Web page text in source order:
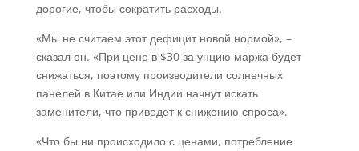
дорогие, чтобы сократить расходы.
«Мы не считаем этот дефицит новой нормой», –
сказал он. «При цене в $30 за унцию маржа будет
снижаться, поэтому производители солнечных
панелей в Китае или Индии начнут искать
заменители, что приведет к снижению спроса».
«Что бы ни происходило с ценами, потребление